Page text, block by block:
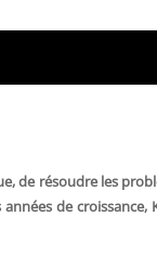
de résoudre les
de